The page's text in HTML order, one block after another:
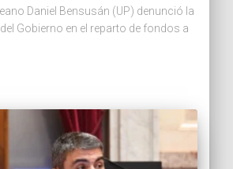
Daniel Bensusán (UP) denunció la
Gobierno en el reparto de fondos a